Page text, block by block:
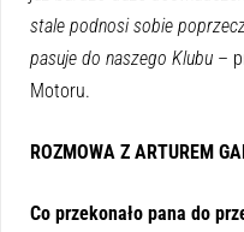
stale podnosi sobie
pasuje do naszego Klubu –
Motoru.
ROZMOWA Z ARTUREM
Co przekonało pana do